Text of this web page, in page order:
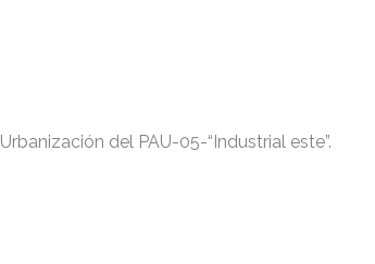
del PAU-05-“Industrial este”.